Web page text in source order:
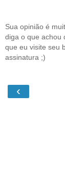
Sua opinião é
diga o que achou
que eu visite seu
assinatura ;)
‹